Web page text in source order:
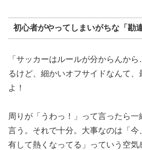
初心者がやってしまいがちな「勘
「サッカーはルールが分からんか
るけど、細かいオフサイドなんて
よ！
周りが「うわっ！」って言ったら一
言う。それで十分。大事なのは「
有して熱くなってる」っていう空気